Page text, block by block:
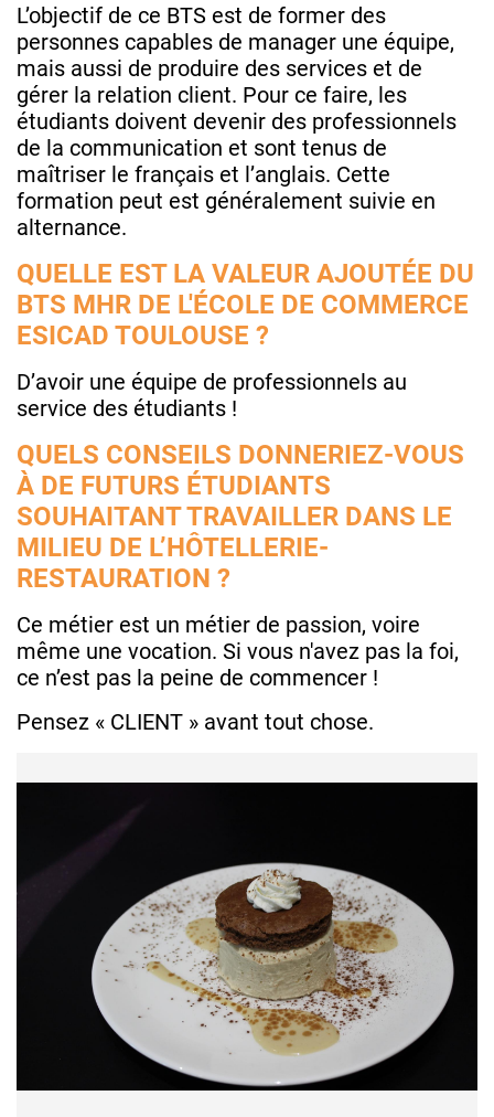
L’objectif de ce BTS est de former des
personnes capables de manager une équipe,
mais aussi de produire des services et de
gérer la relation client. Pour ce faire, les
étudiants doivent devenir des professionnels
de la communication et sont tenus de
maîtriser le français et l’anglais. Cette
formation peut est généralement suivie en
alternance.
QUELLE EST LA VALEUR AJOUTÉE DU
BTS MHR DE L'ÉCOLE DE COMMERCE
ESICAD TOULOUSE ?
D’avoir une équipe de professionnels au
service des étudiants !
QUELS CONSEILS DONNERIEZ-VOUS
À DE FUTURS ÉTUDIANTS
SOUHAITANT TRAVAILLER DANS LE
MILIEU DE L’HÔTELLERIE-
RESTAURATION ?
Ce métier est un métier de passion, voire
même une vocation. Si vous n'avez pas la foi,
ce n’est pas la peine de commencer !
Pensez « CLIENT » avant tout chose.